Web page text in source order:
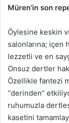
Müren’in son
Öylesine keskin
salonlarına; içen
lezzetli ve en
Onsuz dertler
Özellikle fantezi
“derinden”
ruhumuzla
kasetini